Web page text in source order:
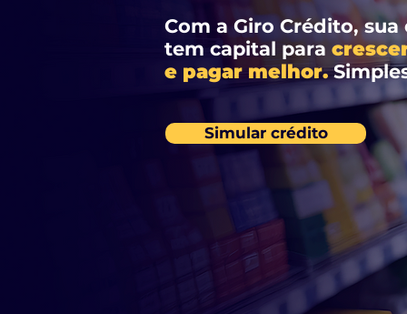
Com a Giro Crédito, sua
tem capital para
e pagar melhor.
Simular crédito